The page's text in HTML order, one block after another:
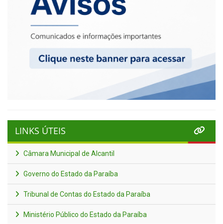
LINKS ÚTEIS
Câmara Municipal de Alcantil
Governo do Estado da Paraíba
Tribunal de Contas do Estado da Paraíba
Ministério Público do Estado da Paraíba